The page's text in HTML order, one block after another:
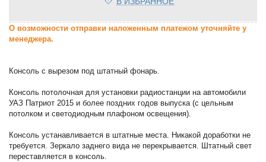
О возможности отправки наложенным платежом уточняйте у
менеджера.
Консоль с вырезом под штатный фонарь.
Консоль потолочная для установки радиостанции на автомобили
УАЗ Патриот 2015 и более поздних годов выпуска (с цельным
потолком и светодиодным плафоном освещения).
Консоль устанавливается в штатные места. Никакой доработки не
требуется. Зеркало заднего вида не перекрывается. Штатный свет
переставляется в консоль.